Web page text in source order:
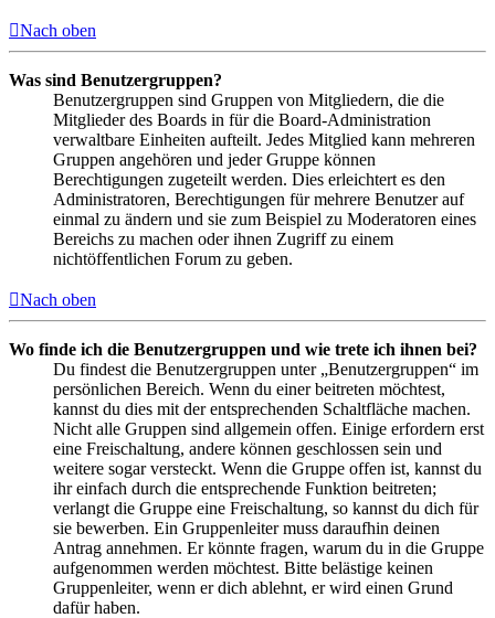
Nach oben
Was sind Benutzergruppen?
Benutzergruppen sind Gruppen von Mitgliedern, die die
Mitglieder des Boards in für die Board-Administration
verwaltbare Einheiten aufteilt. Jedes Mitglied kann mehreren
Gruppen angehören und jeder Gruppe können
Berechtigungen zugeteilt werden. Dies erleichtert es den
Administratoren, Berechtigungen für mehrere Benutzer auf
einmal zu ändern und sie zum Beispiel zu Moderatoren eines
Bereichs zu machen oder ihnen Zugriff zu einem
nichtöffentlichen Forum zu geben.
Nach oben
Wo finde ich die Benutzergruppen und wie trete ich ihnen bei?
Du findest die Benutzergruppen unter „Benutzergruppen“ im
persönlichen Bereich. Wenn du einer beitreten möchtest,
kannst du dies mit der entsprechenden Schaltfläche machen.
Nicht alle Gruppen sind allgemein offen. Einige erfordern erst
eine Freischaltung, andere können geschlossen sein und
weitere sogar versteckt. Wenn die Gruppe offen ist, kannst du
ihr einfach durch die entsprechende Funktion beitreten;
verlangt die Gruppe eine Freischaltung, so kannst du dich für
sie bewerben. Ein Gruppenleiter muss daraufhin deinen
Antrag annehmen. Er könnte fragen, warum du in die Gruppe
aufgenommen werden möchtest. Bitte belästige keinen
Gruppenleiter, wenn er dich ablehnt, er wird einen Grund
dafür haben.